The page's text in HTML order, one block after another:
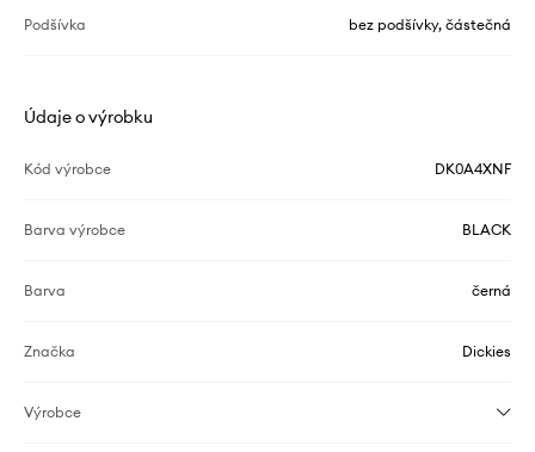
Podšívka bez podšívky, částečná
Údaje o výrobku
Kód výrobce DK0A4XNF
Barva výrobce BLACK
Barva černá
Značka Dickies
Výrobce